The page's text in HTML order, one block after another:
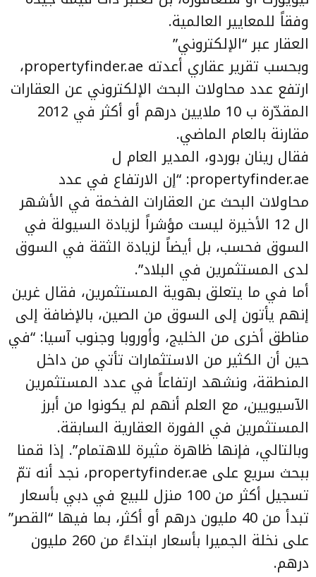
وفقاً للمعايير العالمية.
العقار عبر “الإلكتروني”
وبحسب تقرير عقاري أعدته propertyfinder.ae،
ارتفع عدد محاولات البحث الإلكتروني عن العقارات
المقدّرة ب 10 ملايين درهم أو أكثر في 2012
مقارنة بالعام الماضي.
فقال رينان بوردو، المدير العام ل
propertyfinder.ae: “إن الارتفاع في عدد
محاولات البحث عن العقارات الفخمة في الأشهر
ال 12 الأخيرة ليست مؤشراً لزيادة السيولة في
السوق فحسب، بل أيضاً لزيادة الثقة في السوق
لدى المستثمرين في البلاد”.
أما في ما يتعلق بهوية المستثمرين، فقال غرين
إنهم يأتون إلى السوق من الصين، بالإضافة إلى
مناطق أخرى من الخليج، وأوروبا وجنوب آسيا: “في
حين أن الكثير من الاستثمارات تأتي من داخل
المنطقة، ونشهد ارتفاعاً في عدد المستثمرين
الآسيويين، مع العلم أنهم لم يكونوا من أبرز
المستثمرين في الفورة العقارية السابقة.
وبالتالي، فإنها ظاهرة مثيرة للاهتمام”. إذا قمنا
ببحث سريع على propertyfinder.ae، نجد أنه تمّ
تسجيل أكثر من 100 منزل للبيع في دبي بأسعار
تبدأ من 40 مليون درهم أو أكثر، بما فيها “القصر”
على نخلة الجميرا بأسعار ابتداءً من 260 مليون
درهم.